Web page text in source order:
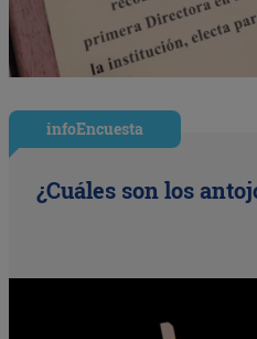
infoEncuesta
¿Cuáles son los